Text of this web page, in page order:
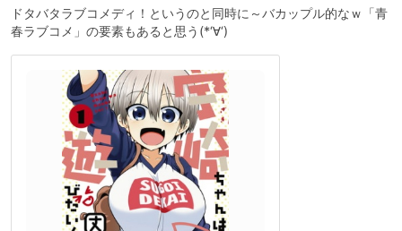
ドタバタラブコメディ！というのと同時に～バカップル的なｗ「青
春ラブコメ」の要素もあると思う(*‘∀‘)